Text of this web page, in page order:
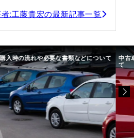
:工藤貴宏の最新記事一覧
ないために。選び方のコツや注意点につい